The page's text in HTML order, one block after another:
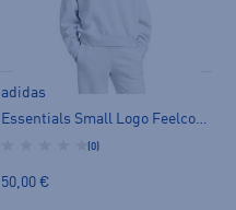
adidas
Essentials Small Logo Feelcozy Sweatshirt W - huppari
(0)
50,00 €